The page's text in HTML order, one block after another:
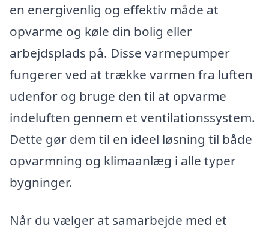
en energivenlig og effektiv måde at
opvarme og køle din bolig eller
arbejdsplads på. Disse varmepumper
fungerer ved at trække varmen fra luften
udenfor og bruge den til at opvarme
indeluften gennem et ventilationssystem.
Dette gør dem til en ideel løsning til både
opvarmning og klimaanlæg i alle typer
bygninger.
Når du vælger at samarbejde med et